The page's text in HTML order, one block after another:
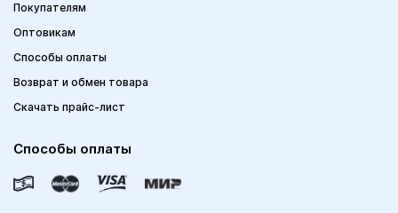
Покупателям
Оптовикам
Способы оплаты
Возврат и обмен товара
Скачать прайс-лист
Способы оплаты